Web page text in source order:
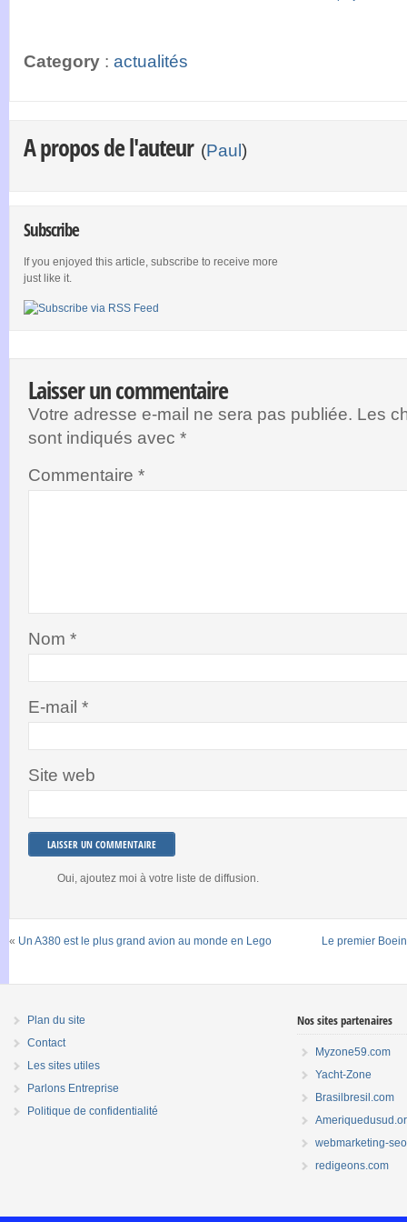
Category : actualités
A propos de l'auteur (Paul )
Subscribe
If you enjoyed this article, subscribe to receive more
just like it.
Laisser un commentaire
Votre adresse e-mail ne sera pas publiée. Les
sont indiqués avec *
Commentaire *
Nom *
E-mail *
Site web
Oui, ajoutez moi à votre liste de diffusion.
« Un A380 est le plus grand avion au monde en Lego Le premier
Plan du site
Contact
Les sites utiles
Parlons Entreprise
Politique de confidentialité
Nos sites partenaires
Myzone59.com
Yacht-Zone
Brasilbresil.com
webmarketing-
redigeons.com